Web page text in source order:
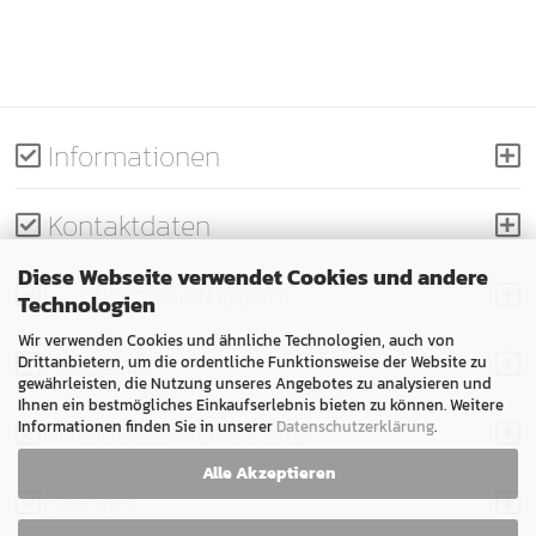
Diese Webseite verwendet Cookies und andere
Technologien
Wir verwenden Cookies und ähnliche Technologien, auch von
Drittanbietern, um die ordentliche Funktionsweise der Website zu
gewährleisten, die Nutzung unseres Angebotes zu analysieren und
Ihnen ein bestmögliches Einkaufserlebnis bieten zu können. Weitere
Informationen finden Sie in unserer Datenschutzerklärung.
Alle Akzeptieren
Informationen
Kontaktdaten
Zahlungsmethoden
Versand
Ihre persönliche Seite
Socials